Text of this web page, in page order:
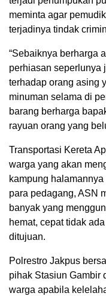
meminta agar
terjadinya tindak
“Sebaiknya berharga
perhiasan seperlunya
terhadap orang asing
minuman selama di
barang berharga
rayuan orang yang
Transportasi Kereta
warga yang akan
kampung
para pedagang, ASN
banyak yang
hemat, cepat tidak
ditujuan.
Polrestro Jakpus
pihak Stasiun Gambir
warga apabila